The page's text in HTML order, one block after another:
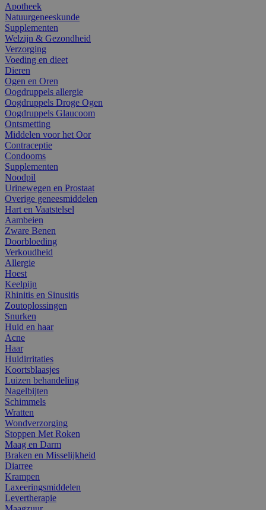
Apotheek
Natuurgeneeskunde
Supplementen
Welzijn & Gezondheid
Verzorging
Voeding en dieet
Dieren
Ogen en Oren
Oogdruppels allergie
Oogdruppels Droge Ogen
Oogdruppels Glaucoom
Ontsmetting
Middelen voor het Oor
Contraceptie
Condooms
Supplementen
Noodpil
Urinewegen en Prostaat
Overige geneesmiddelen
Hart en Vaatstelsel
Aambeien
Zware Benen
Doorbloeding
Verkoudheid
Allergie
Hoest
Keelpijn
Rhinitis en Sinusitis
Zoutoplossingen
Snurken
Huid en haar
Acne
Haar
Huidirritaties
Koortsblaasjes
Luizen behandeling
Nagelbijten
Schimmels
Wratten
Wondverzorging
Stoppen Met Roken
Maag en Darm
Braken en Misselijkheid
Diarree
Krampen
Laxeeringsmiddelen
Levertherapie